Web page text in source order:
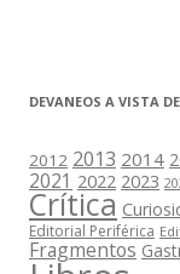
DEVANEOS A VISTA
2012 2013 2014
2021 2022 2023
Crítica
Editorial Periférica
Fragmentos